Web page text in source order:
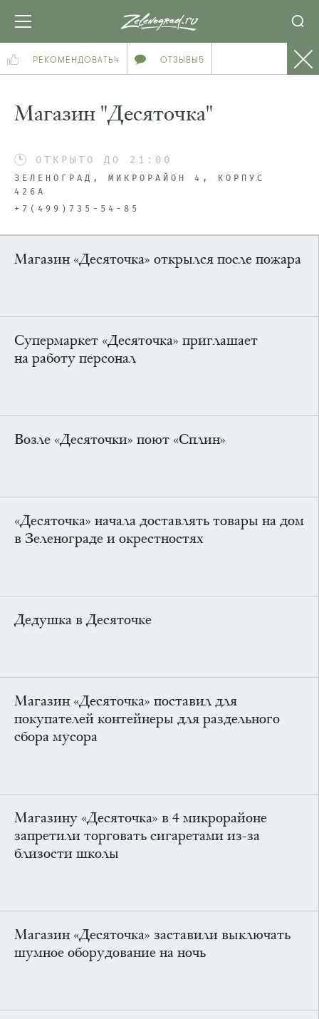
РЕКОМЕНДОВАТЬ4 ОТЗЫВЫ5
Магазин "Десяточка"
ОТКРЫТО ДО 21:00
ЗЕЛЕНОГРАД, МИКРОРАЙОН 4, КОРПУС
426А
+7(499)735-54-85
Магазин «Десяточка» открылся после пожара
Супермаркет «Десяточка» приглашает
на работу персонал
Возле «Десяточки» поют «Сплин»
«Десяточка» начала доставлять товары на дом
в Зеленограде и окрестностях
Дедушка в Десяточке
Магазин «Десяточка» поставил для
покупателей контейнеры для раздельного
сбора мусора
Магазину «Десяточка» в 4 микрорайоне
запретили торговать сигаретами из-за
близости школы
Магазин «Десяточка» заставили выключать
шумное оборудование на ночь